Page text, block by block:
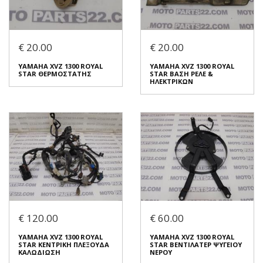
Συνδεθείτε για αγορά Συνδεθείτε για αγορά
YAMAHA XVZ 1300 ROYAL
STAR ΠΟΛΛΑΠΛΑΣΙΑΣΤΗΣ
€ 30.00
Σε Απόθεμα: 1
Κατάσταση:
Προέλευση:Original
Νούμερο Αγγελίας (SKU):
51020
Συνδεθείτε για αγορά
YAMAHA XVZ 1300 ROYAL
STAR ΒΑΛΒΙΔΑ
ΒΕΝΤΙΛΑΤΕΡ
Σε Απόθεμα: 1
Κατάσταση:
Προέλευση:Original
Νούμερο Αγγελίας (SKU):
51016
Συνδεθείτε για αγορά
€ 20.00
YAMAHA XVZ 1300 ROYAL
STAR ΘΕΡΜΟΣΤΑΤΗΣ
YAMAHA XVZ 1300 ROYAL
€ 20.00
Σε Απόθεμα: 1
€ 20.00
YAMAHA XVZ 1300 ROYAL
STAR ΒΑΣΗ ΡΕΛΕ &
ΗΛΕΚΤΡΙΚΩΝ
YAMAHA XVZ 1300 ROYAL
ΗΛΕΚΤΡΙΚΩΝ
Σε Απόθεμα: 1
€ 120.00
YAMAHA XVZ 1300 ROYAL
STAR ΚΕΝΤΡΙΚΗ ΠΛΕΞΟΥΔΑ
ΚΑΛΩΔΙΩΣΗ
€ 60.00
YAMAHA XVZ 1300 ROYAL
STAR ΒΕΝΤΙΛΑΤΕΡ ΨΥΓΕΙΟΥ
ΝΕΡΟΥ